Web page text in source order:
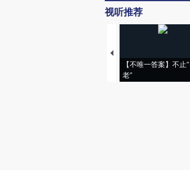
视听推荐
【不唯一答案】不止
老”